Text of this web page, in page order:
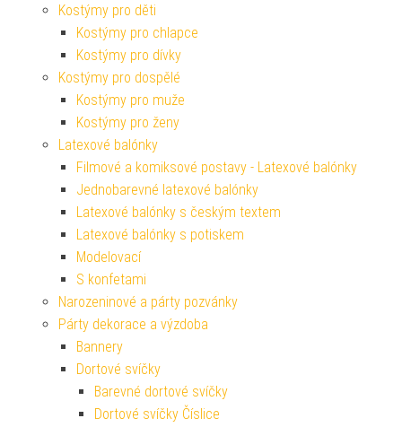
Kostýmy pro děti
Kostýmy pro chlapce
Kostýmy pro dívky
Kostýmy pro dospělé
Kostýmy pro muže
Kostýmy pro ženy
Latexové balónky
Filmové a komiksové postavy - Latexové balónky
Jednobarevné latexové balónky
Latexové balónky s českým textem
Latexové balónky s potiskem
Modelovací
S konfetami
Narozeninové a párty pozvánky
Párty dekorace a výzdoba
Bannery
Dortové svíčky
Barevné dortové svíčky
Dortové svíčky Číslice